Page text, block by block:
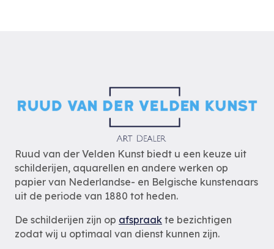
Ruud van der Velden Kunst biedt u een keuze uit
schilderijen, aquarellen en andere werken op
papier van Nederlandse- en Belgische kunstenaars
uit de periode van 1880 tot heden.
De schilderijen zijn op afspraak te bezichtigen
zodat wij u optimaal van dienst kunnen zijn.